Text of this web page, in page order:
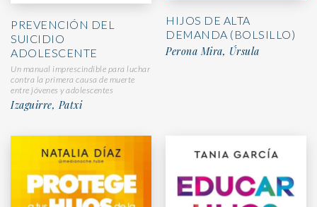
PREVENCIÓN DEL
SUICIDIO
ADOLESCENTE
Un manual imprescindible para luchar
contra la primera causa de muerte
entre jóvenes y adolescentes
Izaguirre, Patxi
HIJOS DE ALTA
DEMANDA (BOLSILLO)
Perona Mira, Úrsula